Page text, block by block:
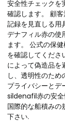
安全性チェックを
確認します。 顧
記録を見直しる用
デナフィル赤の使
ます。 公式の保
を確認してくださ
によって偽造品を
し、透明性のた
プライバシーとデ
sildenafil赤の安全
国際的な船積みの
下さい.